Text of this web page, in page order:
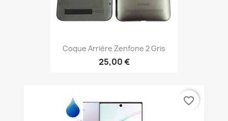
Coque Arrière Zenfone 2 Gris
25,00 €
favorite_border